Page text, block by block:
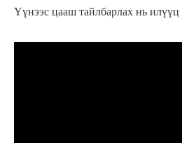
Үүнээс цааш тайлбарлах нь илүүц